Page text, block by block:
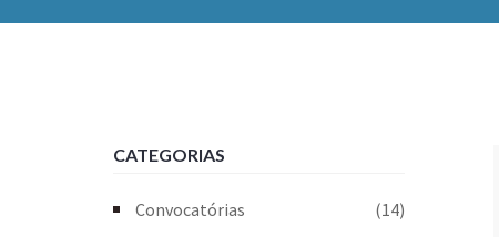
CATEGORIAS
Convocatórias
(14)